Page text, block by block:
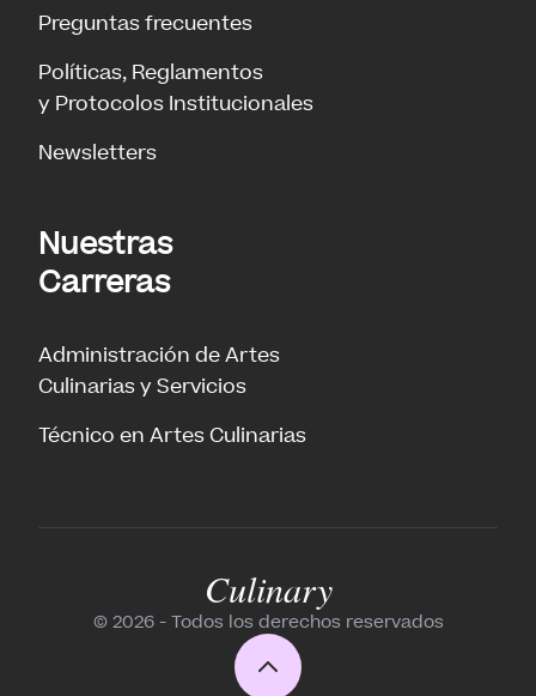
Preguntas frecuentes
Políticas, Reglamentos
y Protocolos Institucionales
Newsletters
Nuestras
Carreras
Administración de Artes
Culinarias y Servicios
Técnico en Artes Culinarias
Culinary
© 2026 - Todos los derechos reservados